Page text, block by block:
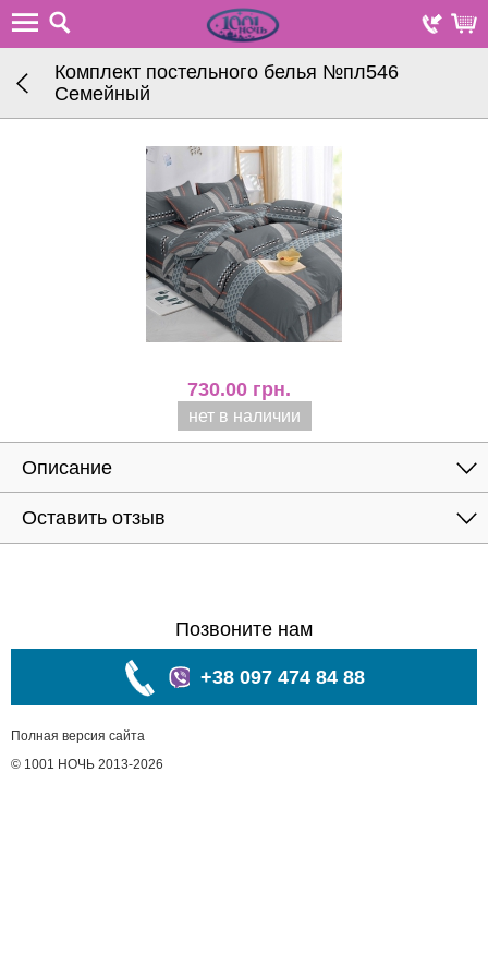
Комплект постельного белья №пл546
Семейный
730.00 грн.
нет в наличии
Описание
Оставить отзыв
Позвоните нам
+38 097 474 84 88
Полная версия сайта
© 1001 НОЧЬ 2013-2026